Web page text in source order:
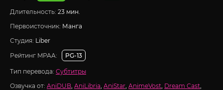
Длительность: 23 мин.
Первоисточник: Манга
Студия: Liber
Рейтинг MPAA:
PG-13
Тип перевода: Субтитры
Озвучка от: AniDUB, AniLibria, AniStar, AnimeVost, Dream Cast,